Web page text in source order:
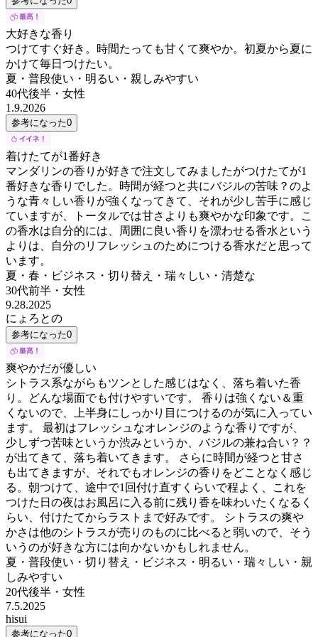
大好きな香り
つけてすぐ好き。時間たっても甘くて爽やか。初夏から夏に
かけて毎日つけたい。
夏・普段使い・明るい・親しみやすい
40代後半 ・ 女性
1.9.2026
参考になった0
着けたてが1番好き
マンダリンの香りが好きで注文してみましたがつけたてが1
番好きな香りでした。時間が経つと共にバジルの苦味？のよ
うな青々しい香りが強くなってきて、それが少し苦手に感じ
ていますが、トータルでは甘さよりも爽やかな印象です。こ
の香水は自分的には、周囲に良い香りを漂わせる香水という
よりは、自分のリフレッシュのためにつける香水だと思って
います。
夏・春・ビジネス・切り替え・瑞々しい・清楚な
30代前半 ・ 女性
9.28.2025
にょろとの
参考になった0
爽やかだが優しい
シトラス系ながらもツンとした感じはなく、落ち着いた香
り。どんな場面でも付けやすいです。 香りは強くない＆重
くないので、上半身にしっかり目につけるのが気に入ってい
ます。 最初はフレッシュなオレンジのような香りですが、
少しずつ苦味というか渋みというか、バジルの兼ね合い？？
が出てきて、落ち着いてきます。 さらに時間が経つと甘さ
も出てきますが、それでもオレンジの香りをどことなく感じ
る。朝つけて、途中で1回付け直すくらいで程よく、これを
つけた日の夜はお風呂に入る前に残り香を味わいたくなるく
らい、付けたてからラストまで好みです。 シトラスの爽や
かさは他のシトラスが売りのものに比べると弱いので、そう
いうのが好きな方には向かないかもしれません。
夏・普段使い・切り替え・ビジネス・明るい・瑞々しい・親
しみやすい
20代後半 ・ 女性
7.5.2025
hisui
参考になった0